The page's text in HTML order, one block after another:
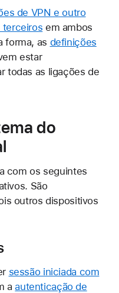
de VPN e outro
terceiros em ambos
forma, as definições
estar
todas as ligações de
do
com os seguintes
São
outros dispositivos
sessão iniciada com
aautenticação de